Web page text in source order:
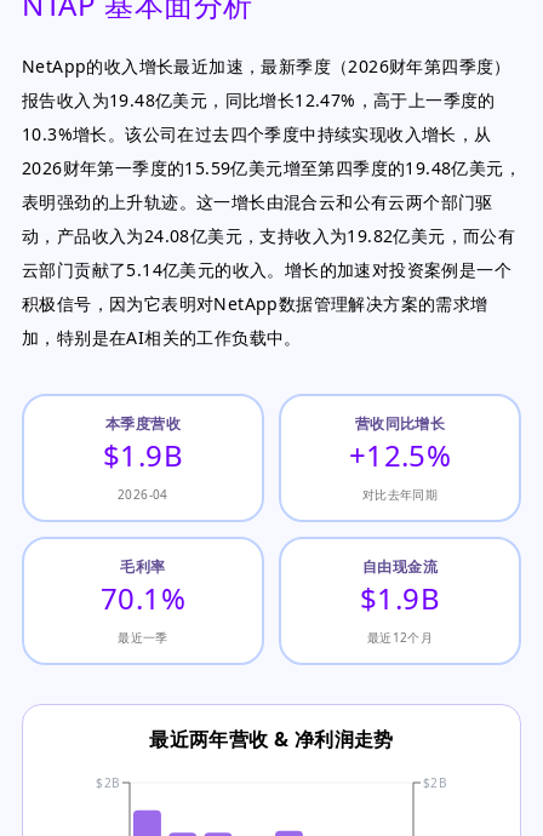
NetApp的收入增长最近加速，最新季度（2026财年第四季度）
报告收入为19.48亿美元，同比增长12.47%，高于上一季度的
10.3%增长。该公司在过去四个季度中持续实现收入增长，从
2026财年第一季度的15.59亿美元增至第四季度的19.48亿美元，
表明强劲的上升轨迹。这一增长由混合云和公有云两个部门驱
动，产品收入为24.08亿美元，支持收入为19.82亿美元，而公有
云部门贡献了5.14亿美元的收入。增长的加速对投资案例是一个
积极信号，因为它表明对NetApp数据管理解决方案的需求增
加，特别是在AI相关的工作负载中。
本季度营收
$1.9B
2026-04
营收同比增长
+12.5%
对比去年同期
毛利率
70.1%
最近一季
自由现金流
$1.9B
最近12个月
最近两年营收 & 净利润走势
$2B $2B